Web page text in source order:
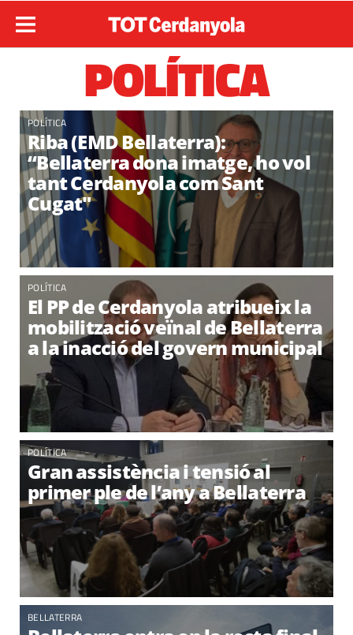
POLÍTICA
POLÍTICA
Riba (EMD Bellaterra):
“Bellaterra dona imatge, ho vol
tant Cerdanyola com Sant
Cugat"
POLÍTICA
El PP de Cerdanyola atribueix la
mobilització veïnal de Bellaterra
a la inacció del govern municipal
POLÍTICA
Gran assistència i tensió al
primer ple de l’any a Bellaterra
BELLATERRA